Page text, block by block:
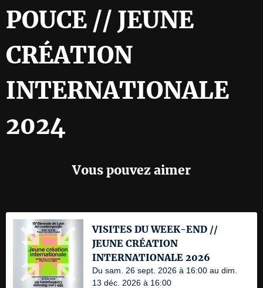
POUCE // JEUNE
CRÉATION
INTERNATIONALE
2024
Vous pouvez aimer
VISITES DU WEEK-END //
JEUNE CRÉATION
INTERNATIONALE 2026
Du sam. 26 sept. 2026 à 16:00 au dim.
13 déc. 2026 à 16:00